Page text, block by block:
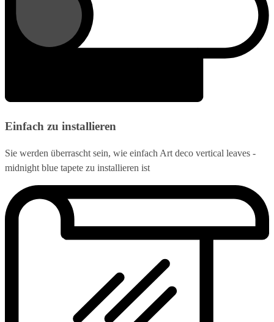
Einfach zu installieren
Sie werden überrascht sein, wie einfach Art deco vertical leaves -
midnight blue tapete zu installieren ist